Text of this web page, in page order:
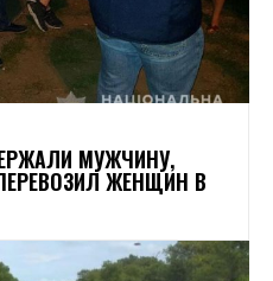
МУЖЧИНУ,
ЖЕНЩИН В